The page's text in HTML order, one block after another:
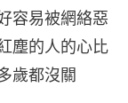
容易被網絡惡
塵的人的心比
歲都沒關